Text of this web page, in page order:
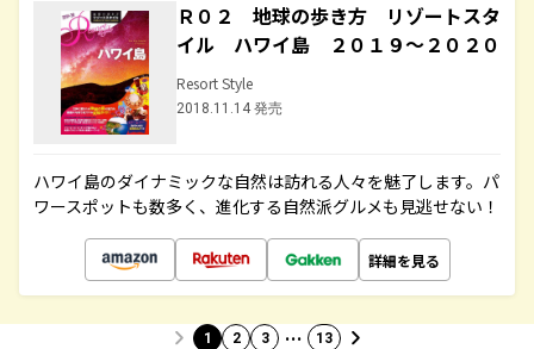
Ｒ０２ 地球の歩き方 リゾートスタ
イル ハワイ島 ２０１９～２０２０
Resort Style
2018.11.14 発売
ハワイ島のダイナミックな自然は訪れる人々を魅了します。パ
ワースポットも数多く、進化する自然派グルメも見逃せない！
詳細を見る
1 2 3 … 13